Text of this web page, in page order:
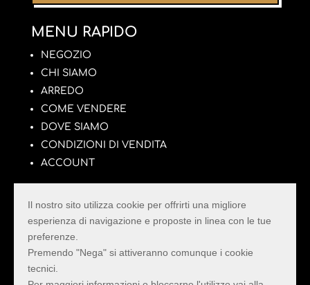
MENU RAPIDO
NEGOZIO
CHI SIAMO
ARREDO
COME VENDERE
DOVE SIAMO
CONDIZIONI DI VENDITA
ACCOUNT
La Pulce con il Tarlo
Il Mercatino dell’Usato della Provincia di Rimini
Il nostro sito utilizza cookie per offrirti una migliore
esperienza di navigazione e proposte in linea con le tue
preferenze.
Premendo "Nega" si attiveranno comunque i cookie
tecnici.